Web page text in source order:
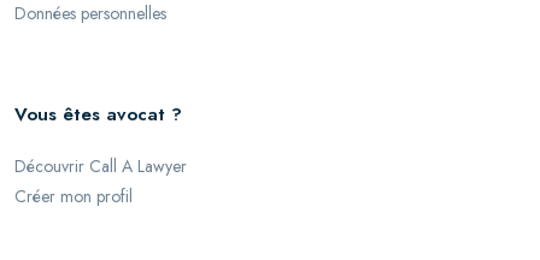
Données personnelles
Vous êtes avocat ?
Découvrir Call A Lawyer
Créer mon profil